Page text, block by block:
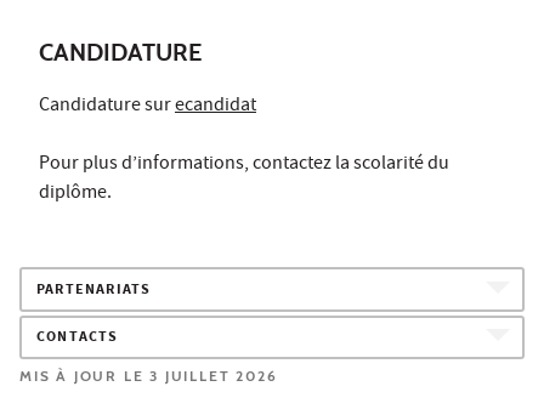
CANDIDATURE
Candidature surecandidat
Pour plus d’informations, contactez la scolarité du
diplôme.
PARTENARIATS
CONTACTS
MIS À JOUR LE 3 JUILLET 2026